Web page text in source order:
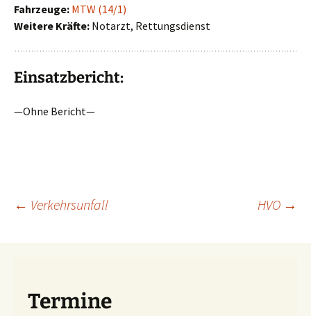
Fahrzeuge: MTW (14/1)
Weitere Kräfte: Notarzt, Rettungsdienst
Einsatzbericht:
—Ohne Bericht—
Beitragsnavigation
← Verkehrsunfall HVO →
Termine